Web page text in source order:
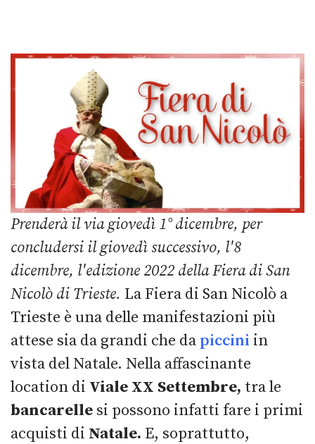
Prenderà il via giovedì 1° dicembre, per
concludersi il giovedì successivo, l'8
dicembre, l'edizione 2022 della Fiera di San
Nicolò di Trieste. La Fiera di San Nicolò a
Trieste è una delle manifestazioni più
attese sia da grandi che da piccini in
vista del Natale. Nella affascinante
location di Viale XX Settembre, tra le
bancarelle si possono infatti fare i primi
acquisti di Natale. E, soprattutto,